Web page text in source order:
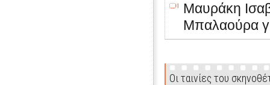
Μαυράκη
Μπαλαούρα
Οι ταινίες του